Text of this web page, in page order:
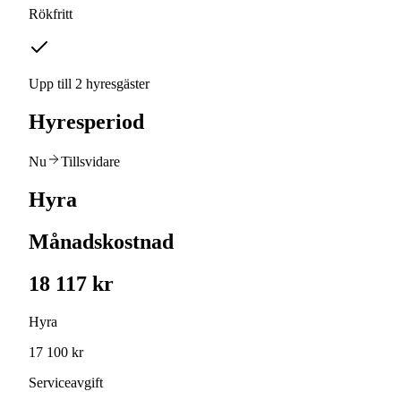
Rökfritt
Upp till 2 hyresgäster
Hyresperiod
Nu Tillsvidare
Hyra
Månadskostnad
18 117 kr
Hyra
17 100 kr
Serviceavgift